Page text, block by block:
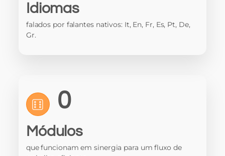
Idiomas
falados por falantes nativos: It, En, Fr, Es, Pt, De,
Gr.
0
Módulos
que funcionam em sinergia para um fluxo de